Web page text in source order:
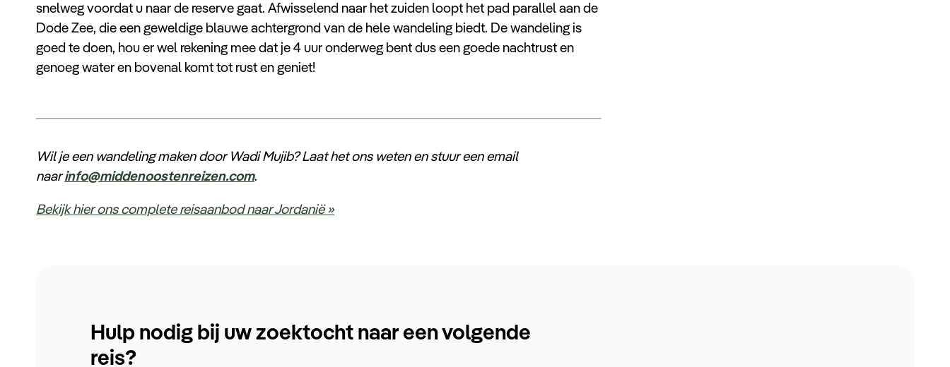
snelweg voordat u naar de reserve gaat. Afwisselend naar het zuiden loopt het pad parallel aan de
Dode Zee, die een geweldige blauwe achtergrond van de hele wandeling biedt. De wandeling is
goed te doen, hou er wel rekening mee dat je 4 uur onderweg bent dus een goede nachtrust en
genoeg water en bovenal komt tot rust en geniet!
Wil je een wandeling maken door Wadi Mujib? Laat het ons weten en stuur een email
naarinfo@middenoostenreizen.com.
Bekijk hier ons complete reisaanbod naar Jordanië »
Hulp nodig bij uw zoektocht naar een volgende
reis?